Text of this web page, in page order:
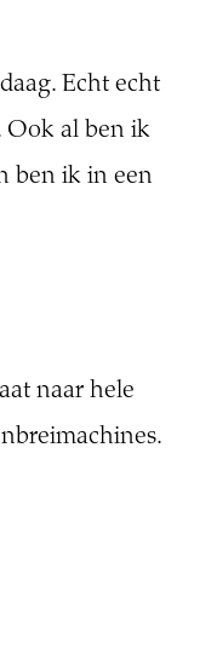
Echt echt
Ook al ben ik
ben ik in een
naar hele